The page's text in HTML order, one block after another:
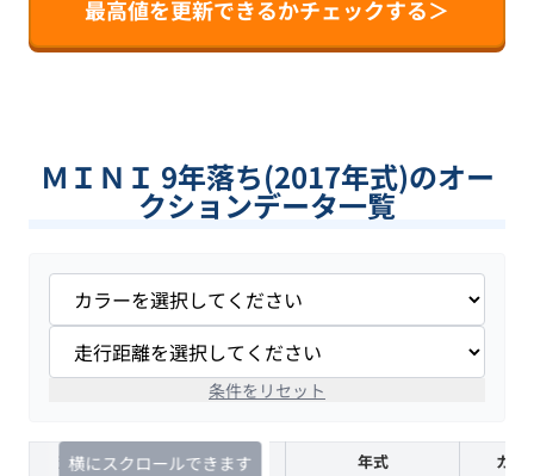
最高値を更新できるかチェックする＞
ＭＩＮＩ 9年落ち(2017年式)のオー
クションデータ一覧
条件をリセット
横にスクロールできます
査定時期 セルカ実績 年式 カラ